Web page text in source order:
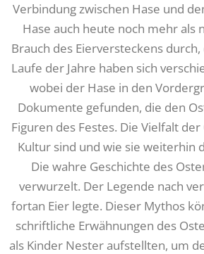
Verbindung zwischen Hase und
Hase auch heute noch mehr als
Brauch des Eierversteckens
Laufe der Jahre haben sich
wobei der Hase in den
Dokumente gefunden, die den
Figuren des Festes. Die Vielfalt
Kultur sind und wie sie weiterhin
Die wahre Geschichte des
verwurzelt. Der Legende nach
fortan Eier legte. Dieser Mythos
schriftliche Erwähnungen des
als Kinder Nester aufstellten, um